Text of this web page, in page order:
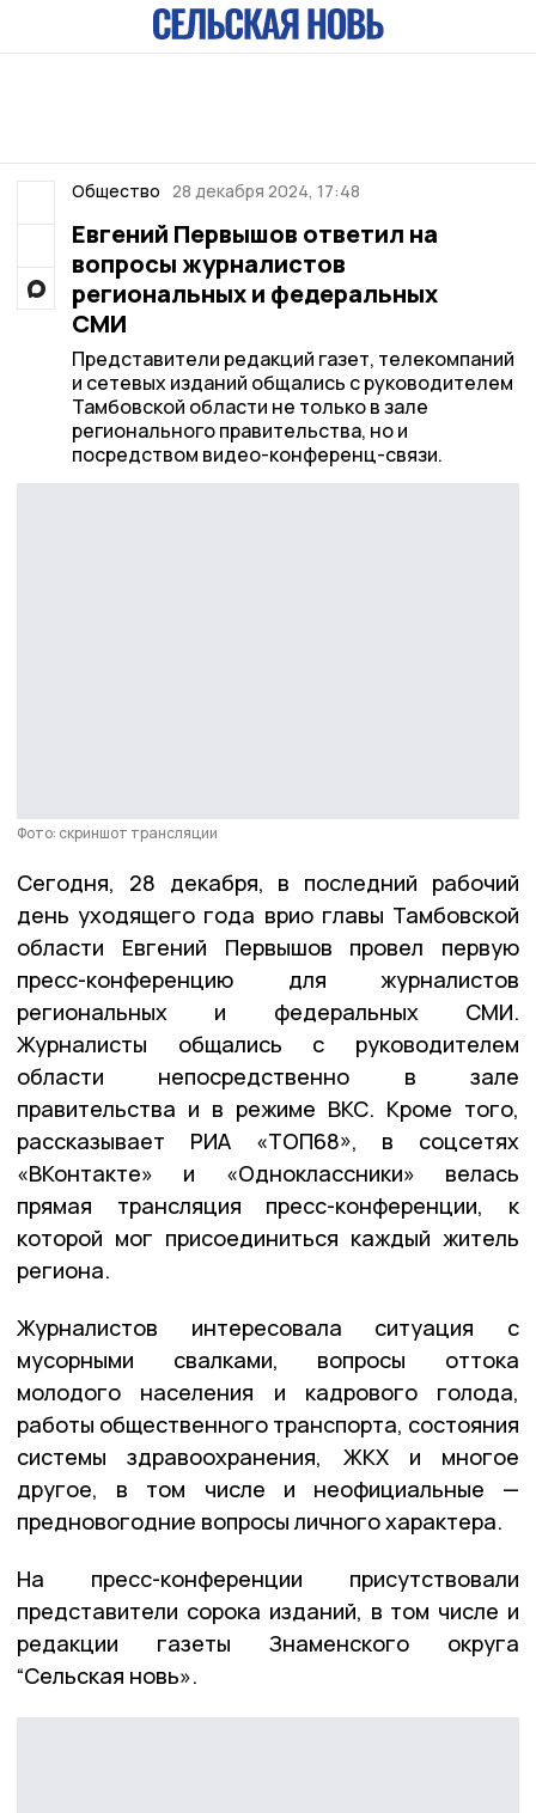
Общество 28 декабря 2024, 17:48
Евгений Первышов ответил на
вопросы журналистов
региональных и федеральных
СМИ
Представители редакций газет, телекомпаний
и сетевых изданий общались с руководителем
Тамбовской области не только в зале
регионального правительства, но и
посредством видео-конференц-связи.
Фото: скриншот трансляции
Сегодня, 28 декабря, в последний рабочий
день уходящего года врио главы Тамбовской
области Евгений Первышов провел первую
пресс-конференцию для журналистов
региональных и федеральных СМИ.
Журналисты общались с руководителем
области непосредственно в зале
правительства и в режиме ВКС. Кроме того,
рассказывает РИА «ТОП68», в соцсетях
«ВКонтакте» и «Одноклассники» велась
прямая трансляция пресс-конференции, к
которой мог присоединиться каждый житель
региона.
Журналистов интересовала ситуация с
мусорными свалками, вопросы оттока
молодого населения и кадрового голода,
работы общественного транспорта, состояния
системы здравоохранения, ЖКХ и многое
другое, в том числе и неофициальные —
предновогодние вопросы личного характера.
На пресс-конференции присутствовали
представители сорока изданий, в том числе и
редакции газеты Знаменского округа
“Сельская новь».